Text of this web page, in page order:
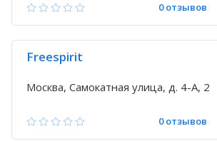
0 отзывов
Freespirit
Москва, Самокатная улица, д. 4-А, 2
0 отзывов